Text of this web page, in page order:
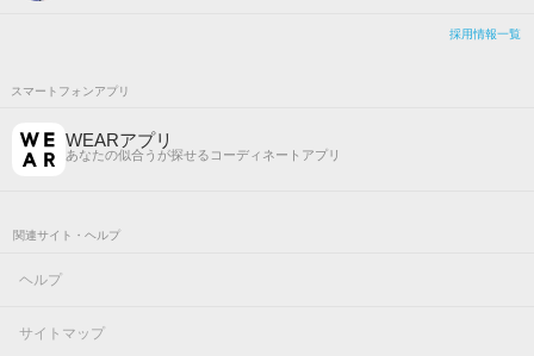
採用情報一覧
スマートフォンアプリ
WEARアプリ
あなたの似合うが探せるコーディネートアプリ
関連サイト・ヘルプ
ヘルプ
サイトマップ